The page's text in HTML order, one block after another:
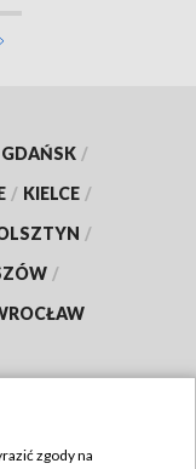
GDAŃSK /
/ KIELCE /
/
/
zgody na